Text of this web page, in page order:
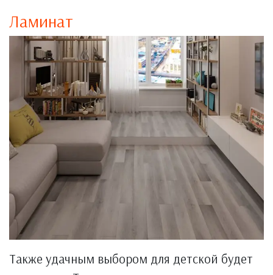
Ламинат
Также удачным выбором для детской будет